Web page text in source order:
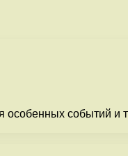
особенных событий и